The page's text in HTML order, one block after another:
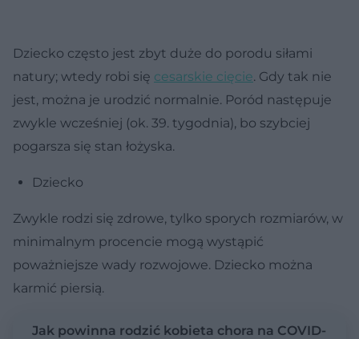
Dziecko często jest zbyt duże do porodu siłami
natury; wtedy robi się cesarskie cięcie. Gdy tak nie
jest, można je urodzić normalnie. Poród następuje
zwykle wcześniej (ok. 39. tygodnia), bo szybciej
pogarsza się stan łożyska.
Dziecko
Zwykle rodzi się zdrowe, tylko sporych rozmiarów, w
minimalnym procencie mogą wystąpić
poważniejsze wady rozwojowe. Dziecko można
karmić piersią.
Jak powinna rodzić kobieta chora na COVID-